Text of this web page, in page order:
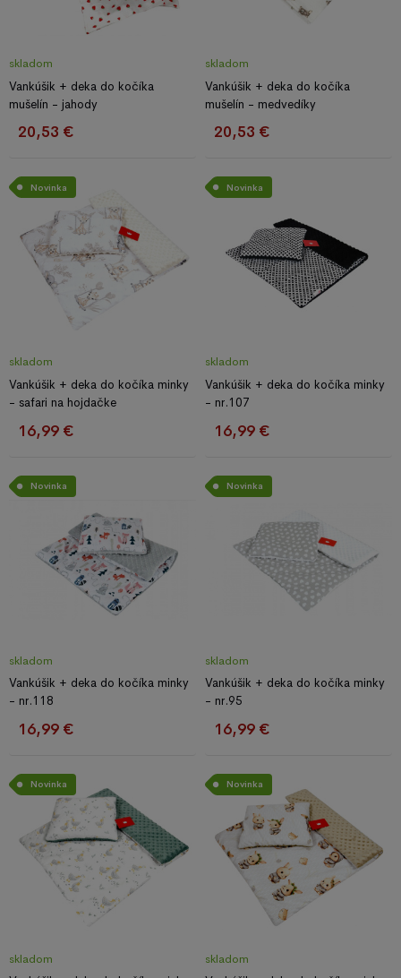
skladom
Vankúšik + deka do kočíka
mušelín - jahody
20,53 €
skladom
Vankúšik + deka do kočíka
mušelín - medvedíky
20,53 €
Novinka
skladom
Vankúšik + deka do kočíka minky
- safari na hojdačke
16,99 €
Novinka
skladom
Vankúšik + deka do kočíka minky
- nr.107
16,99 €
Novinka
skladom
Vankúšik + deka do kočíka minky
- nr.118
16,99 €
Novinka
skladom
Vankúšik + deka do kočíka minky
- nr.95
16,99 €
Novinka
skladom
Novinka
skladom